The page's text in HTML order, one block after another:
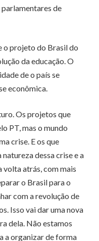
de
o projeto do Brasil do
da educação. O
de o país se
econômica.
Os projetos que
PT, mas o mundo
crise. E os que
dessa crise e a
atrás, com mais
o Brasil para o
com a revolução de
Isso vai dar uma nova
dela. Não estamos
a organizar de forma